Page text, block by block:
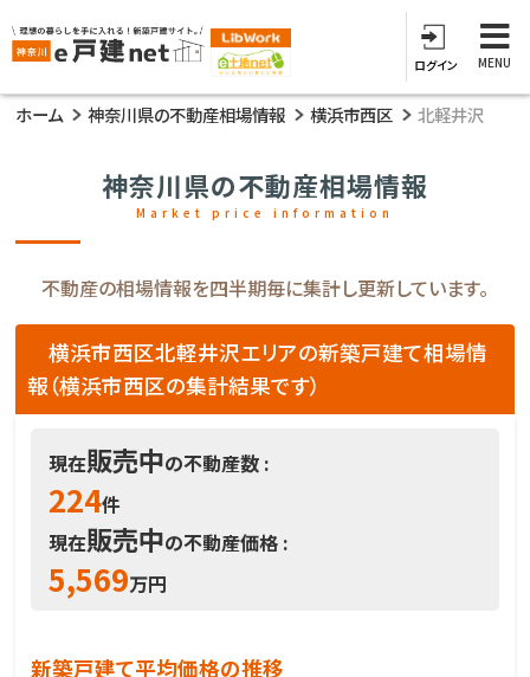
ログイン MENU
ホーム 神奈川県の不動産相場情報 横浜市西区 北軽井沢
神奈川県の不動産相場情報
Market price information
不動産の相場情報を四半期毎に集計し更新しています。
横浜市西区北軽井沢エリアの新築戸建て相場情
報（横浜市西区の集計結果です）
現在販売中の不動産数 :
224件
現在販売中の不動産価格 :
5,569万円
新築戸建て平均価格の推移